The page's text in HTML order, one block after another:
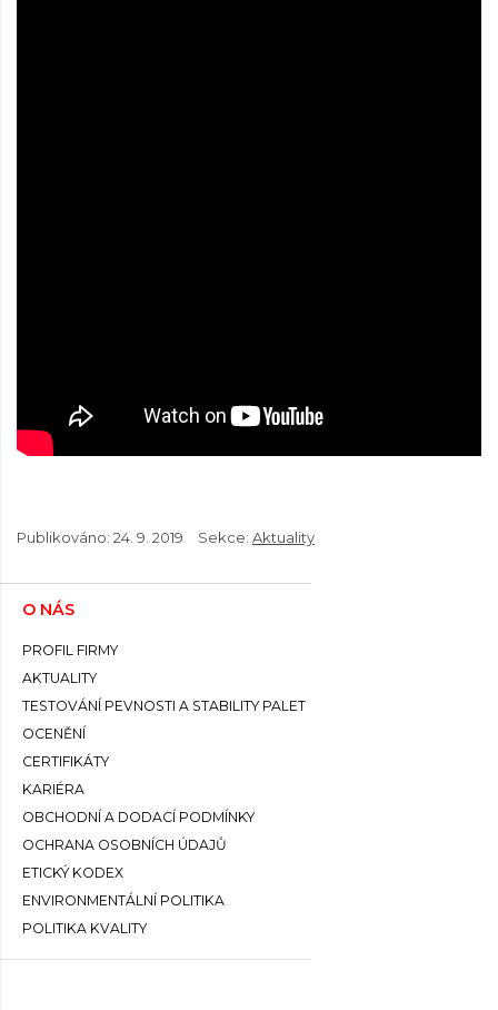
Publikováno: 24. 9. 2019 Sekce: Aktuality
O NÁS
PROFIL FIRMY
AKTUALITY
TESTOVÁNÍ PEVNOSTI A STABILITY PALET
OCENĚNÍ
CERTIFIKÁTY
KARIÉRA
OBCHODNÍ A DODACÍ PODMÍNKY
OCHRANA OSOBNÍCH ÚDAJŮ
ETICKÝ KODEX
ENVIRONMENTÁLNÍ POLITIKA
POLITIKA KVALITY